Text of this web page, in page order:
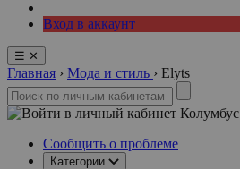
Вход в аккаунт
☰ ✕
Главная › Мода и стиль › Elyts
Колумбус
Сообщить о проблеме
Категории